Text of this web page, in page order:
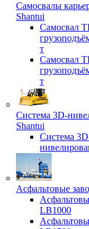
Самосвалы
Shantui
Самосвал
т
Самосвал
т
Система 3D-
Shantui
Система
Асфальтовые
LB1000